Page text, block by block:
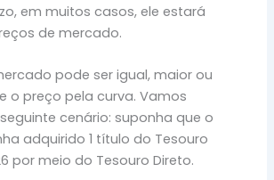
em muitos casos, ele estará
de mercado.
pode ser igual, maior ou
o preço pela curva. Vamos
cenário: suponha que o
adquirido 1 título do Tesouro
por meio do Tesouro Direto.